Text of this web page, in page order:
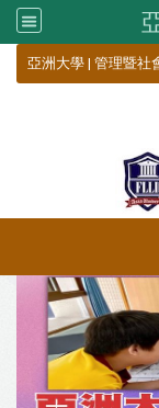
亞洲大學 | 管理暨社